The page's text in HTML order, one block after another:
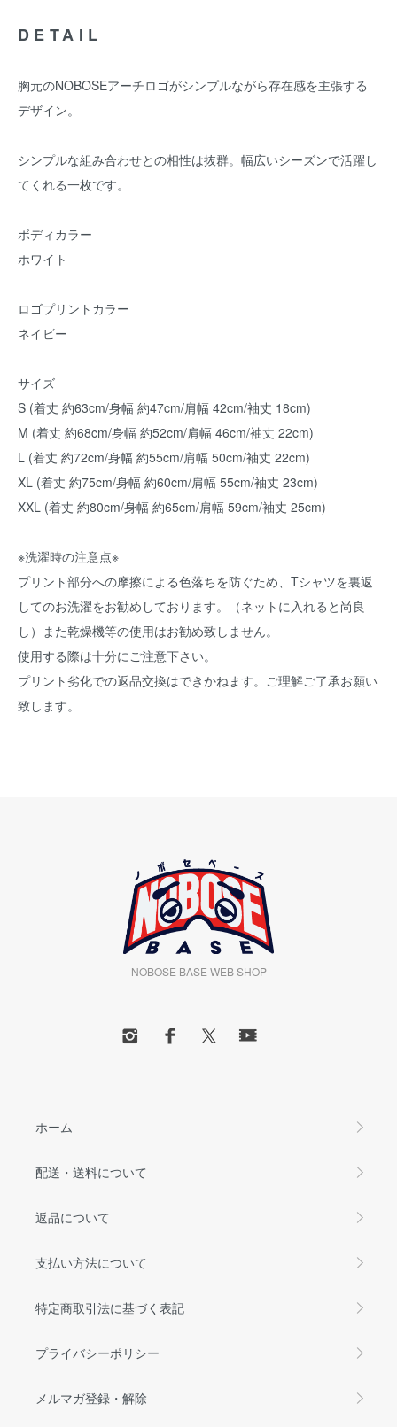
DETAIL
胸元のNOBOSEアーチロゴがシンプルながら存在感を主張する
デザイン。
シンプルな組み合わせとの相性は抜群。幅広いシーズンで活躍し
てくれる一枚です。
ボディカラー
ホワイト
ロゴプリントカラー
ネイビー
サイズ
S (着丈 約63cm/身幅 約47cm/肩幅 42cm/袖丈 18cm)
M (着丈 約68cm/身幅 約52cm/肩幅 46cm/袖丈 22cm)
L (着丈 約72cm/身幅 約55cm/肩幅 50cm/袖丈 22cm)
XL (着丈 約75cm/身幅 約60cm/肩幅 55cm/袖丈 23cm)
XXL (着丈 約80cm/身幅 約65cm/肩幅 59cm/袖丈 25cm)
※洗濯時の注意点※
プリント部分への摩擦による色落ちを防ぐため、Tシャツを裏返
してのお洗濯をお勧めしております。（ネットに入れると尚良
し）また乾燥機等の使用はお勧め致しません。
使用する際は十分にご注意下さい。
プリント劣化での返品交換はできかねます。ご理解ご了承お願い
致します。
NOBOSE BASE WEB SHOP
ホーム
配送・送料について
返品について
支払い方法について
特定商取引法に基づく表記
プライバシーポリシー
メルマガ登録・解除